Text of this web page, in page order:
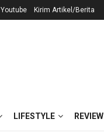
Youtube Kirim Artikel/Berita
LIFESTYLE REVIEW